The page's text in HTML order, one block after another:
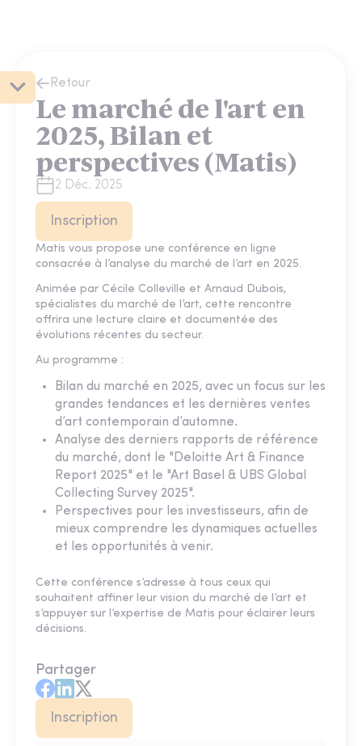
Retour
Le marché de l'art en
2025, Bilan et
perspectives (Matis)
2 Déc. 2025
Inscription
Matis vous propose une conférence en ligne
consacrée à l’analyse du marché de l’art en 2025.
Animée par Cécile Colleville et Arnaud Dubois,
spécialistes du marché de l’art, cette rencontre
offrira une lecture claire et documentée des
évolutions récentes du secteur.
Au programme :
Bilan du marché en 2025, avec un focus sur les
grandes tendances et les dernières ventes
d’art contemporain d’automne.
Analyse des derniers rapports de référence
du marché, dont le "Deloitte Art & Finance
Report 2025" et le "Art Basel & UBS Global
Collecting Survey 2025".
Perspectives pour les investisseurs, afin de
mieux comprendre les dynamiques actuelles
et les opportunités à venir.
Cette conférence s’adresse à tous ceux qui
souhaitent affiner leur vision du marché de l’art et
s’appuyer sur l’expertise de Matis pour éclairer leurs
décisions.
Partager
Inscription